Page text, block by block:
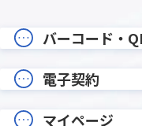
バーコード・
電子契約
マイページ